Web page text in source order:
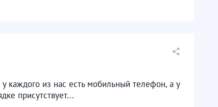
каждого из нас есть мобильный телефон, а у
присутствует...